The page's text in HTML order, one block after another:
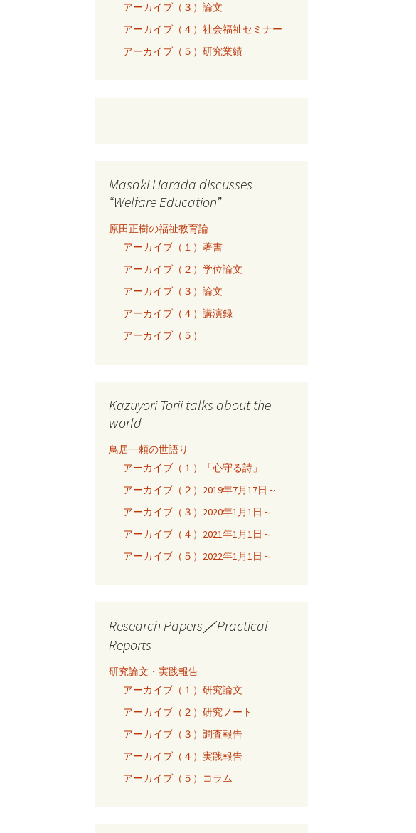
アーカイブ（３）論文
アーカイブ（４）社会福祉セミナー
アーカイブ（５）研究業績
Masaki Harada discusses
“Welfare Education”
原田正樹の福祉教育論
アーカイブ（１）著書
アーカイブ（２）学位論文
アーカイブ（３）論文
アーカイブ（４）講演録
アーカイブ（５）
Kazuyori Torii talks about the
world
鳥居一頼の世語り
アーカイブ（１）「心守る詩」
アーカイブ（２）2019年7月17日～
アーカイブ（３）2020年1月1日～
アーカイブ（４）2021年1月1日～
アーカイブ（５）2022年1月1日～
Research Papers／Practical
Reports
研究論文・実践報告
アーカイブ（１）研究論文
アーカイブ（２）研究ノート
アーカイブ（３）調査報告
アーカイブ（４）実践報告
アーカイブ（５）コラム